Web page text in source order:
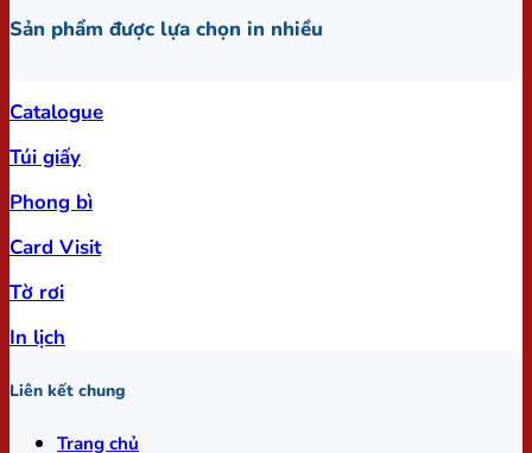
Sản phẩm được lựa chọn in nhiều
Catalogue
Túi giấy
Phong bì
Card Visit
Tờ rơi
In lịch
Liên kết chung
Trang chủ